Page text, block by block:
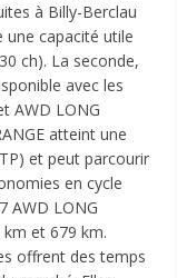
à Billy-Berclau
une capacité utile
ch). La seconde,
avec les
AWD LONG
atteint une
et peut parcourir
en cycle
AWD LONG
et 679 km.
offrent des temps